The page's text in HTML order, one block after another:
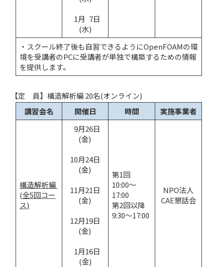
1月 7日
(水)
・スクール終了後も自習できるようにOpenFOAMの環
境を受講者のPCに受講者が単独で構築するための情報
を提供します。
【定 員】構造解析編 20名(オンライン)
講習会名
開催日 時間 実施事業者
構造解析編
(全5回コー
ス)
9月26日
(金)
10月24日
(金)
11月21日
(金)
12月19日
(金)
1月16日
(金)
第1回
10:00～
17:00
第2回以降
9:30～17:00
NPO法人
CAE懇話会